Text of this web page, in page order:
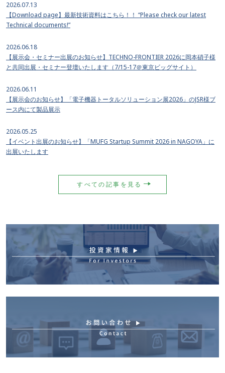
2026.07.13
【Download page】最新技術資料はこちら！！ “Please check our latest
Technical documents!”
2026.06.18
【展示会・セミナー出展のお知らせ】TECHNO-FRONTIER 2026に岡本硝子様
と共同出展・セミナー登壇いたします（7/15-17＠東京ビッグサイト）
2026.06.11
【展示会のお知らせ】「電子機器トータルソリューション展2026」のJSR様ブ
ース内にて製品展示
2026.05.25
【イベント出展のお知らせ】「MUFG Startup Summit 2026 in NAGOYA」に
出展いたします
すべての記事を見る